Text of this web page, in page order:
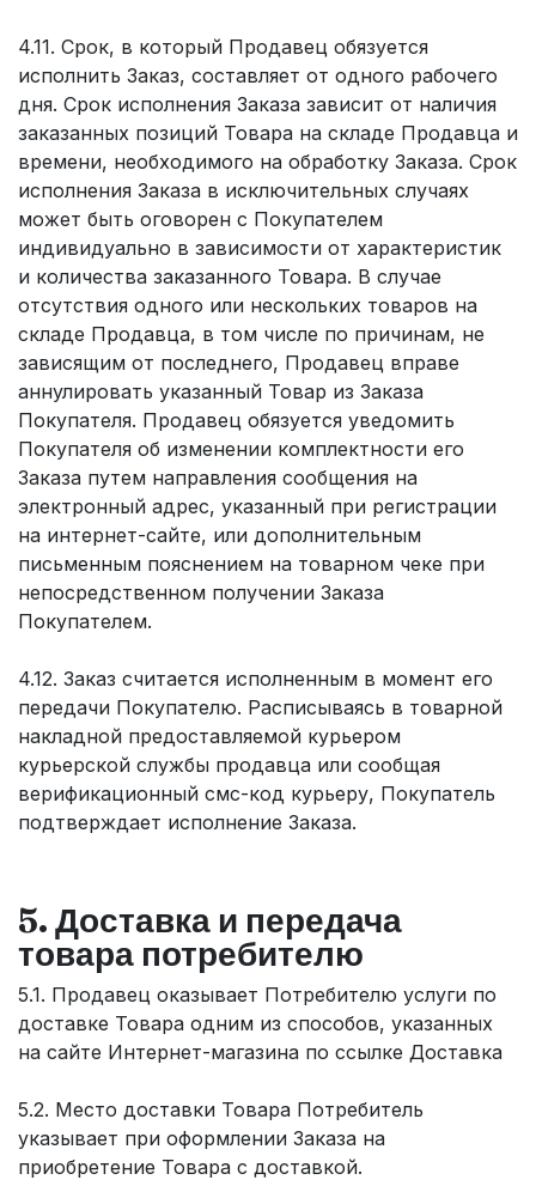
4.11. Срок, в который Продавец обязуется
исполнить Заказ, составляет от одного рабочего
дня. Срок исполнения Заказа зависит от наличия
заказанных позиций Товара на складе Продавца и
времени, необходимого на обработку Заказа. Срок
исполнения Заказа в исключительных случаях
может быть оговорен с Покупателем
индивидуально в зависимости от характеристик
и количества заказанного Товара. В случае
отсутствия одного или нескольких товаров на
складе Продавца, в том числе по причинам, не
зависящим от последнего, Продавец вправе
аннулировать указанный Товар из Заказа
Покупателя. Продавец обязуется уведомить
Покупателя об изменении комплектности его
Заказа путем направления сообщения на
электронный адрес, указанный при регистрации
на интернет-сайте, или дополнительным
письменным пояснением на товарном чеке при
непосредственном получении Заказа
Покупателем.
4.12. Заказ считается исполненным в момент его
передачи Покупателю. Расписываясь в товарной
накладной предоставляемой курьером
курьерской службы продавца или сообщая
верификационный смс-код курьеру, Покупатель
подтверждает исполнение Заказа.
5. Доставка и передача
товара потребителю
5.1. Продавец оказывает Потребителю услуги по
доставке Товара одним из способов, указанных
на сайте Интернет-магазина по ссылке Доставка
5.2. Место доставки Товара Потребитель
указывает при оформлении Заказа на
приобретение Товара с доставкой.